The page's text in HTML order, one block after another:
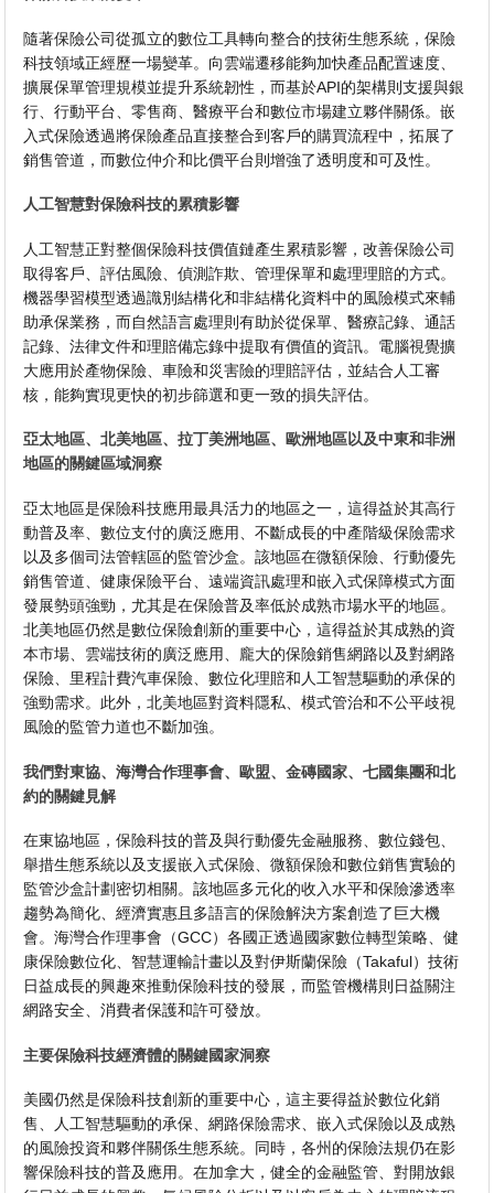
隨著保險公司從孤立的數位工具轉向整合的技術生態系統，保險
科技領域正經歷一場變革。向雲端遷移能夠加快產品配置速度、
擴展保單管理規模並提升系統韌性，而基於API的架構則支援與銀
行、行動平台、零售商、醫療平台和數位市場建立夥伴關係。嵌
入式保險透過將保險產品直接整合到客戶的購買流程中，拓展了
銷售管道，而數位仲介和比價平台則增強了透明度和可及性。
人工智慧對保險科技的累積影響
人工智慧正對整個保險科技價值鏈產生累積影響，改善保險公司
取得客戶、評估風險、偵測詐欺、管理保單和處理理賠的方式。
機器學習模型透過識別結構化和非結構化資料中的風險模式來輔
助承保業務，而自然語言處理則有助於從保單、醫療記錄、通話
記錄、法律文件和理賠備忘錄中提取有價值的資訊。電腦視覺擴
大應用於產物保險、車險和災害險的理賠評估，並結合人工審
核，能夠實現更快的初步篩選和更一致的損失評估。
亞太地區、北美地區、拉丁美洲地區、歐洲地區以及中東和非洲
地區的關鍵區域洞察
亞太地區是保險科技應用最具活力的地區之一，這得益於其高行
動普及率、數位支付的廣泛應用、不斷成長的中產階級保險需求
以及多個司法管轄區的監管沙盒。該地區在微額保險、行動優先
銷售管道、健康保險平台、遠端資訊處理和嵌入式保障模式方面
發展勢頭強勁，尤其是在保險普及率低於成熟市場水平的地區。
北美地區仍然是數位保險創新的重要中心，這得益於其成熟的資
本市場、雲端技術的廣泛應用、龐大的保險銷售網路以及對網路
保險、里程計費汽車保險、數位化理賠和人工智慧驅動的承保的
強勁需求。此外，北美地區對資料隱私、模式管治和不公平歧視
風險的監管力道也不斷加強。
我們對東協、海灣合作理事會、歐盟、金磚國家、七國集團和北
約的關鍵見解
在東協地區，保險科技的普及與行動優先金融服務、數位錢包、
舉措生態系統以及支援嵌入式保險、微額保險和數位銷售實驗的
監管沙盒計劃密切相關。該地區多元化的收入水平和保險滲透率
趨勢為簡化、經濟實惠且多語言的保險解決方案創造了巨大機
會。海灣合作理事會（GCC）各國正透過國家數位轉型策略、健
康保險數位化、智慧運輸計畫以及對伊斯蘭保險（Takaful）技術
日益成長的興趣來推動保險科技的發展，而監管機構則日益關注
網路安全、消費者保護和許可發放。
主要保險科技經濟體的關鍵國家洞察
美國仍然是保險科技創新的重要中心，這主要得益於數位化銷
售、人工智慧驅動的承保、網路保險需求、嵌入式保險以及成熟
的風險投資和夥伴關係生態系統。同時，各州的保險法規仍在影
響保險科技的普及應用。在加拿大，健全的金融監管、對開放銀